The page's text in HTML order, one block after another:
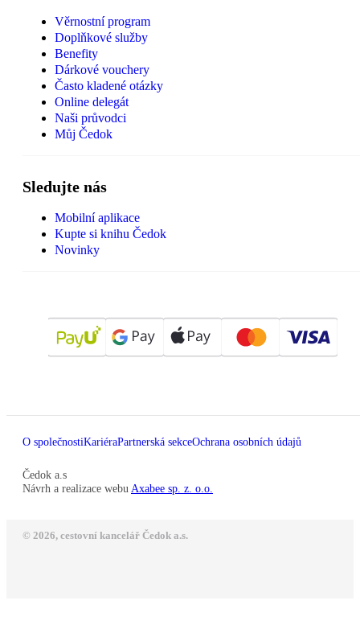
Věrnostní program
Doplňkové služby
Benefity
Dárkové vouchery
Často kladené otázky
Online delegát
Naši průvodci
Můj Čedok
Sledujte nás
Mobilní aplikace
Kupte si knihu Čedok
Novinky
O společnostiKariéraPartnerská sekceOchrana osobních údajů
Čedok a.s
Návrh a realizace webu Axabee sp. z. o.o.
© 2026, cestovní kancelář Čedok a.s.